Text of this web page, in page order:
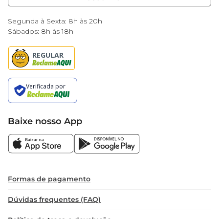
Segunda à Sexta: 8h às 20h
Sábados: 8h às 18h
Baixe nosso App
Formas de pagamento
Dúvidas frequentes (FAQ)